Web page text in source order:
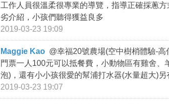
工作人員很溫柔很專業的導覽，指導正確採蔥
劣介紹，小孩們聽得獲益良多
2019-03-23 19:09
Maggie Kao @幸福20號農場(空中樹梢體驗-高
門票一人100元可以抵餐費，小動物區有雞舍
泡)，還有小小孩很愛的幫浦打水器(水量超大)
2019-03-23 19:07